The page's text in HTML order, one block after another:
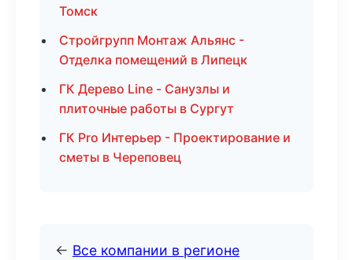
Томск
Стройгрупп Монтаж Альянс -
Отделка помещений в Липецк
ГК Дерево Line - Санузлы и
плиточные работы в Сургут
ГК Pro Интерьер - Проектирование и
сметы в Череповец
← Все компании в регионе